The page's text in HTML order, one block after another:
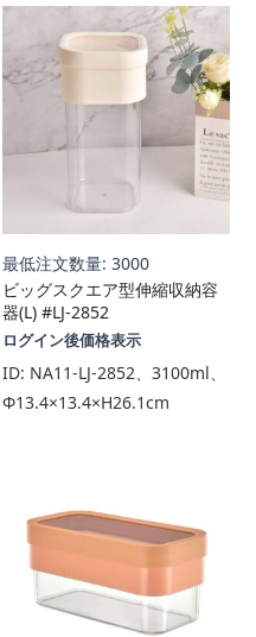
最低注文数量: 3000
ビッグスクエア型伸縮収納容
器(L) #LJ-2852
ログイン後価格表示
ID: NA11-LJ-2852、3100ml、
Φ13.4×13.4×H26.1cm